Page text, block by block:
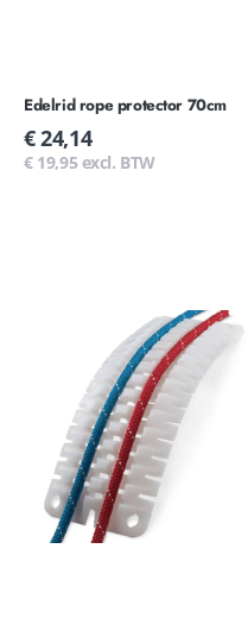
Edelrid rope protector 70cm
Normale
prijs
€ 24,14
€ 19,95 excl. BTW
protector